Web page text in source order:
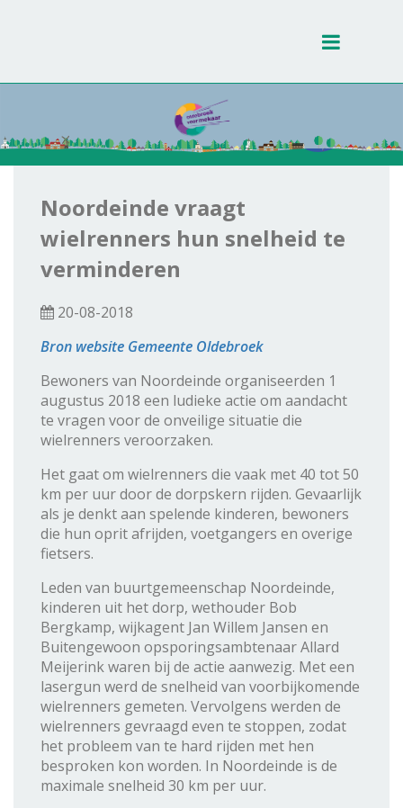
Toggle
Noordeinde vraagt
wielrenners hun snelheid te
verminderen
20-08-2018
Bron website Gemeente Oldebroek
Bewoners van Noordeinde organiseerden 1
augustus 2018 een ludieke actie om aandacht
te vragen voor de onveilige situatie die
wielrenners veroorzaken.
Het gaat om wielrenners die vaak met 40 tot 50
km per uur door de dorpskern rijden. Gevaarlijk
als je denkt aan spelende kinderen, bewoners
die hun oprit afrijden, voetgangers en overige
fietsers.
Leden van buurtgemeenschap Noordeinde,
kinderen uit het dorp, wethouder Bob
Bergkamp, wijkagent Jan Willem Jansen en
Buitengewoon opsporingsambtenaar Allard
Meijerink waren bij de actie aanwezig. Met een
lasergun werd de snelheid van voorbijkomende
wielrenners gemeten. Vervolgens werden de
wielrenners gevraagd even te stoppen, zodat
het probleem van te hard rijden met hen
besproken kon worden. In Noordeinde is de
maximale snelheid 30 km per uur.